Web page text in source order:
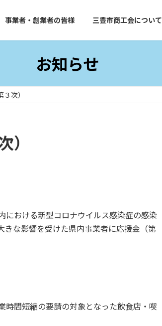
事業者・創業者の皆様 三豊市商工会について
お知らせ
次）
における新型コロナウイルス感染症の感染
な影響を受けた県内事業者に応援金（第
時間短縮の要請の対象となった飲食店・喫